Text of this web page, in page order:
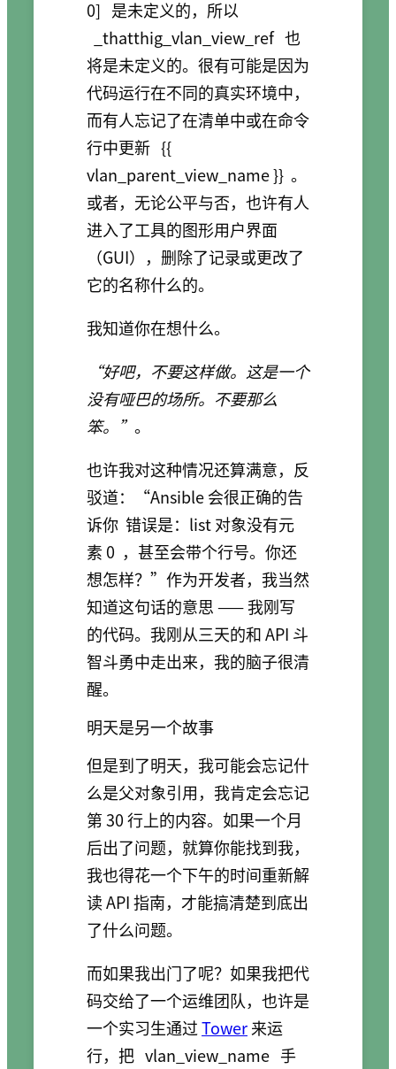
0] 是未定义的，所以
_thatthig_vlan_view_ref 也
将是未定义的。很有可能是因为
代码运行在不同的真实环境中，
而有人忘记了在清单中或在命令
行中更新 {{
vlan_parent_view_name }} 。
或者，无论公平与否，也许有人
进入了工具的图形用户界面
（GUI），删除了记录或更改了
它的名称什么的。
我知道你在想什么。
“好吧，不要这样做。这是一个
没有哑巴的场所。不要那么
笨。” 。
也许我对这种情况还算满意，反
驳道：“Ansible 会很正确的告
诉你 错误是：list 对象没有元
素 0 ，甚至会带个行号。你还
想怎样？”作为开发者，我当然
知道这句话的意思 —— 我刚写
的代码。我刚从三天的和 API 斗
智斗勇中走出来，我的脑子很清
醒。
明天是另一个故事
但是到了明天，我可能会忘记什
么是父对象引用，我肯定会忘记
第 30 行上的内容。如果一个月
后出了问题，就算你能找到我，
我也得花一个下午的时间重新解
读 API 指南，才能搞清楚到底出
了什么问题。
而如果我出门了呢？如果我把代
码交给了一个运维团队，也许是
一个实习生通过Tower来运
行，把 vlan_view_name 手